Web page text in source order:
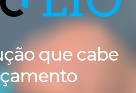
que cabe